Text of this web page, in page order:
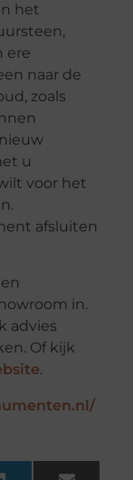
het
ere
naar de
zoals
u
voor het
afsluiten
in.
advies
Of kijk
.